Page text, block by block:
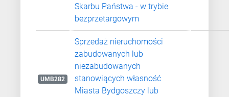
Skarbu Państwa - w trybie
bezprzetargowym
UMB282
Sprzedaż nieruchomości
zabudowanych lub
niezabudowanych
stanowiących własność
Miasta Bydgoszczy lub